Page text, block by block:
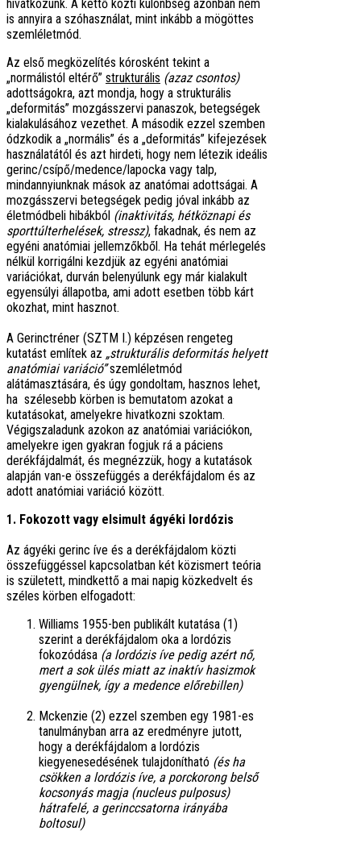
hivatkozunk. A kettő közti különbség azonban nem
is annyira a szóhasználat, mint inkább a mögöttes
szemléletmód.
Az első megközelítés kórosként tekint a
„normálistól eltérő” strukturális (azaz csontos)
adottságokra, azt mondja, hogy a strukturális
„deformitás” mozgásszervi panaszok, betegségek
kialakulásához vezethet. A második ezzel szemben
ódzkodik a „normális” és a „deformitás” kifejezések
használatától és azt hirdeti, hogy nem létezik ideális
gerinc/csípő/medence/lapocka vagy talp,
mindannyiunknak mások az anatómai adottságai. A
mozgásszervi betegségek pedig jóval inkább az
életmódbeli hibákból (inaktivitás, hétköznapi és
sporttúlterhelések, stressz), fakadnak, és nem az
egyéni anatómiai jellemzőkből. Ha tehát mérlegelés
nélkül korrigálni kezdjük az egyéni anatómiai
variációkat, durván belenyúlunk egy már kialakult
egyensúlyi állapotba, ami adott esetben több kárt
okozhat, mint hasznot.
A Gerinctréner (SZTM I.) képzésen rengeteg
kutatást említek az „strukturális deformitás helyett
anatómiai variáció”szemléletmód
alátámasztására, és úgy gondoltam, hasznos lehet,
ha szélesebb körben is bemutatom azokat a
kutatásokat, amelyekre hivatkozni szoktam.
Végigszaladunk azokon az anatómiai variációkon,
amelyekre igen gyakran fogjuk rá a páciens
derékfájdalmát, és megnézzük, hogy a kutatások
alapján van-e összefüggés a derékfájdalom és az
adott anatómiai variáció között.
1. Fokozott vagy elsimult ágyéki lordózis
Az ágyéki gerinc íve és a derékfájdalom közti
összefüggéssel kapcsolatban két közismert teória
is született, mindkettő a mai napig közkedvelt és
széles körben elfogadott:
Williams 1955-ben publikált kutatása (1)
szerint a derékfájdalom oka a lordózis
fokozódása (a lordózis íve pedig azért nő,
mert a sok ülés miatt az inaktív hasizmok
gyengülnek, így a medence előrebillen)
Mckenzie (2) ezzel szemben egy 1981-es
tanulmányban arra az eredményre jutott,
hogy a derékfájdalom a lordózis
kiegyenesedésének tulajdonítható (és ha
csökken a lordózis íve, a porckorong belső
kocsonyás magja (nucleus pulposus)
hátrafelé, a gerinccsatorna irányába
boltosul)